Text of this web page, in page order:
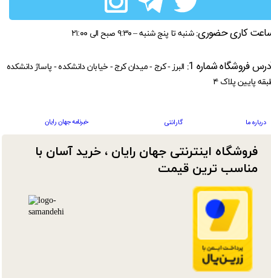
فروشگاه اینترنتی جهان رایان ، خرید آسان با
مناسب ترین قیمت​​​​​​​
کاری حضوری: شنبه تا پنج شنبه – ۹:۳۰ صبح الی ۲۱:۰۰
درباره ما گارانتی خبرنامه جهان رایان
فروشگاه شماره 1:
البرز - کرج - میدان کرج - خیابان دانشکده - پاساژ دانشکده
پایین پلاک ۴